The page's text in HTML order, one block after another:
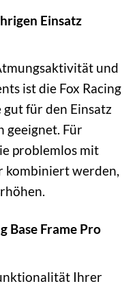
Einsatz
und
ist die Fox Racing
gut für den Einsatz
geeignet. Für
problemlos mit
kombiniert werden,
Base Frame Pro
Ihrer